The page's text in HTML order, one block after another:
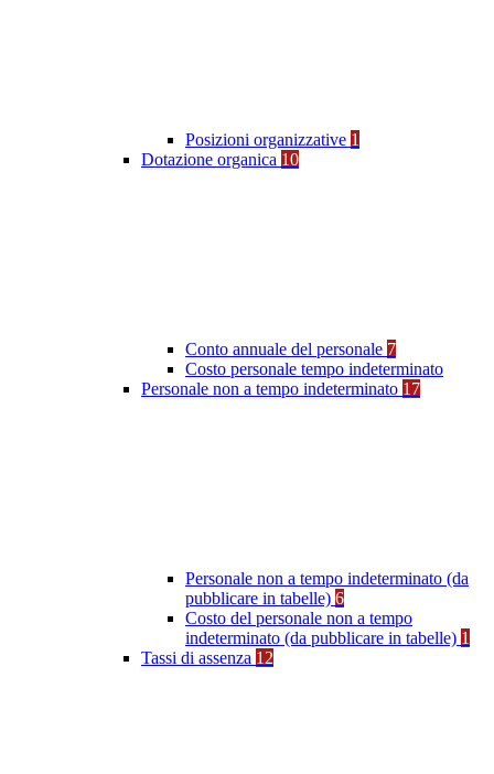
Posizioni organizzative 1
Dotazione organica 10
Conto annuale del personale 7
Costo personale tempo indeterminato
Personale non a tempo indeterminato 17
Personale non a tempo indeterminato (da
pubblicare in tabelle) 6
Costo del personale non a tempo
indeterminato (da pubblicare in tabelle) 1
Tassi di assenza 12